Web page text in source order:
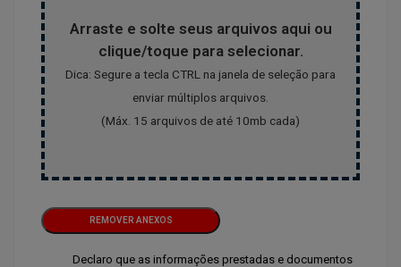
Arraste e solte seus arquivos aqui ou
clique/toque para selecionar.
Dica: Segure a tecla CTRL na janela de seleção para
enviar múltiplos arquivos.
(Máx. 15 arquivos de até 10mb cada)
Declaro que as informações prestadas e documentos